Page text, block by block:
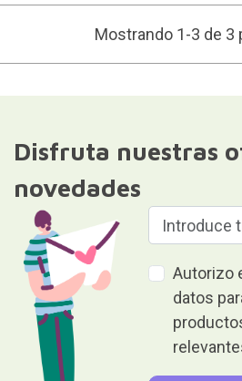
Mostrando 1-3 de 3
Disfruta nuestras
novedades
Autorizo
datos